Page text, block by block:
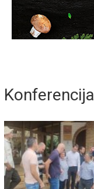
Konferencija